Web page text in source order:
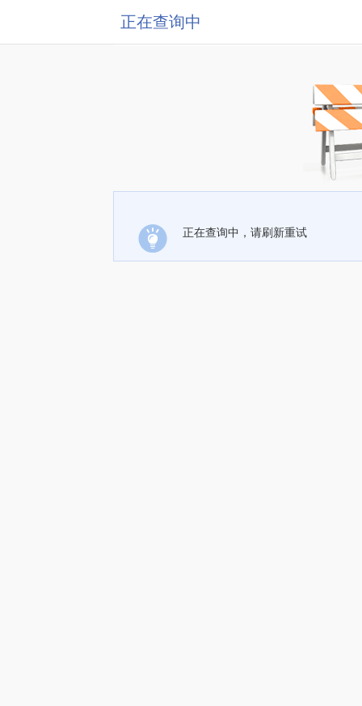
正在查询中
正在查询中，请刷新重试